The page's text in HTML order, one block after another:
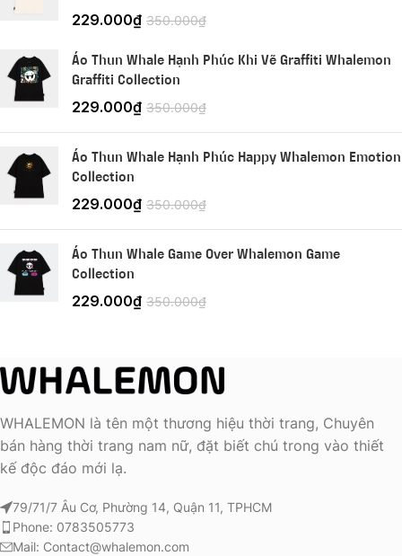
229.000₫ 350.000₫
Áo Thun Whale Hạnh Phúc Khi Vẽ Graffiti Whalemon
Graffiti Collection
229.000₫ 350.000₫
Áo Thun Whale Hạnh Phúc Happy Whalemon Emotion
Collection
229.000₫ 350.000₫
Áo Thun Whale Game Over Whalemon Game
Collection
229.000₫ 350.000₫
WHALEMON là tên một thương hiệu thời trang, Chuyên
bán hàng thời trang nam nữ, đặt biết chú trong vào thiết
kế độc đáo mới lạ.
79/71/7 Âu Cơ, Phường 14, Quận 11, TPHCM
Phone: 0783505773
Mail: Contact@whalemon.com